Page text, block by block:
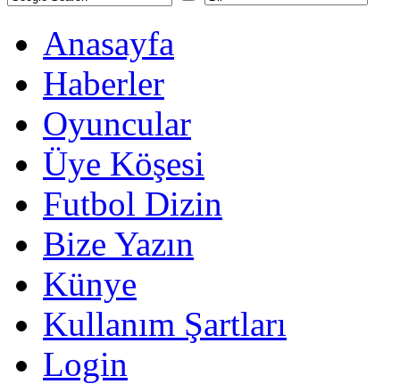
Anasayfa
Haberler
Oyuncular
Üye Köşesi
Futbol Dizin
Bize Yazın
Künye
Kullanım Şartları
Login